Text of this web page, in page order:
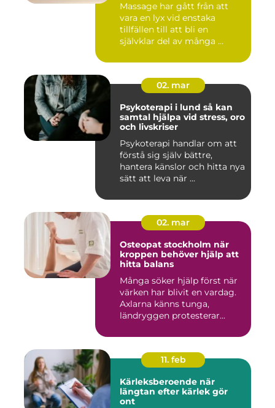
Massage har gått från att
vara en lyx vid enstaka
tillfällen till att bli en
självklar del av många ...
02. mar
Psykoterapi i lund så kan
samtal hjälpa vid stress, oro
och livskriser
Psykoterapi handlar om att
förstå sig själv bättre,
hantera känslor och hitta nya
sätt att leva när ...
02. mar
Osteopat stockholm när
kroppen behöver hjälp att
hitta balans
Många söker hjälp först när
värken har blivit en vardag.
Axlarna känns tunga,
ländryggen protesterar...
11. feb
Kärleksberoende när
längtan efter kärlek gör
ont